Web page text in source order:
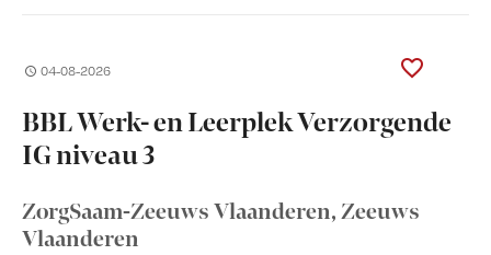
04-08-2026
BBL Werk- en Leerplek Verzorgende
IG niveau 3
ZorgSaam-Zeeuws Vlaanderen, Zeeuws
Vlaanderen